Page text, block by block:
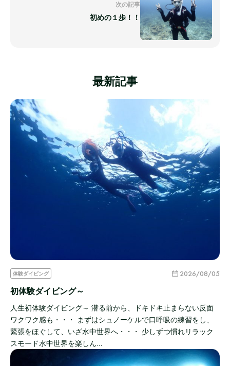
次の記事
初めの１歩！！
最新記事
体験ダイビング 2026/08/05
初体験ダイビング～
人生初体験ダイビング～ 潜る前から、ドキドキ止まらない反面
ワクワク感も・・・ まずはシュノーケルで口呼吸の練習をし、
緊張をほぐして、いざ水中世界へ・・・ 少しずつ慣れリラック
スモード水中世界を楽しん…